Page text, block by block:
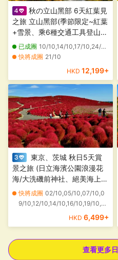
秋の立山黑部 6天紅葉見
之旅 立山黑部(季節限定~紅葉
+雪景、乘6種交通工具登山深
度暢遊)、賞紅葉名所(「米芝
蓮二星景點」永平寺、「日本
寶級天守」彥根城)
已成團 10/10,14/10,17/10,24/10,28/10,31/10
快將成團 21/10
HKD 12,199+
東京、茨城 秋日5天賞
景之旅 (日立海濱公園浪漫花
海/大洗磯前神社、絕美海上鳥
居~神磯之鳥居+偕樂園)、
「世界三大高佛像」牛久大
葉迴廊葉、富士山五合目
快將成團 02/10,05/10,07/10,0
9/10,12/10,14/10,16/10,19/10,2
1/10,23/10,28/10,30/10,04/11,
06/11,11/11,13/11,18/11,20/11,25/
HKD 6,499+
查看更多